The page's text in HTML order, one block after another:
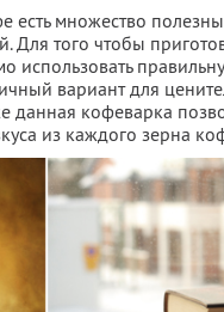
есть множество
Для того чтобы
вариант для
данная кофеварка
из каждого зерна